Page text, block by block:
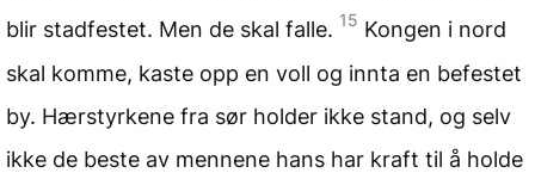
blir stadfestet. Men de skal falle. 15 Kongen i nord
skal komme, kaste opp en voll og innta en befestet
by. Hærstyrkene fra sør holder ikke stand, og selv
ikke de beste av mennene hans har kraft til å holde